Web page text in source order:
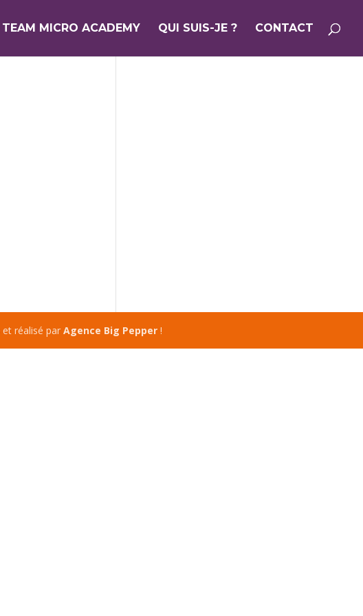
TEAM MICRO ACADEMY QUI SUIS-JE ? CONTACT
et réalisé parAgence Big Pepper !